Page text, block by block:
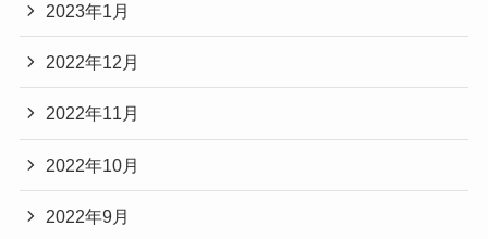
2023年1月
2022年12月
2022年11月
2022年10月
2022年9月